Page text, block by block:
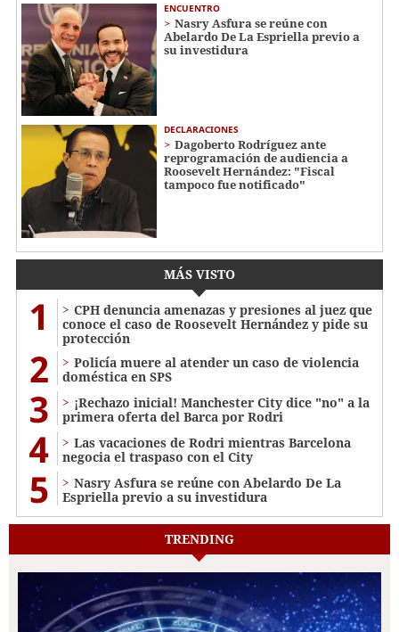
ENCUENTRO
Nasry Asfura se reúne con
Abelardo De La Espriella previo a
su investidura
DECLARACIONES
Dagoberto Rodríguez ante
reprogramación de audiencia a
Roosevelt Hernández: "Fiscal
tampoco fue notificado"
MÁS VISTO
1
CPH denuncia amenazas y presiones al juez que
conoce el caso de Roosevelt Hernández y pide su
protección
2
Policía muere al atender un caso de violencia
doméstica en SPS
3
¡Rechazo inicial! Manchester City dice "no" a la
primera oferta del Barca por Rodri
4
Las vacaciones de Rodri mientras Barcelona
negocia el traspaso con el City
5
Nasry Asfura se reúne con Abelardo De La
Espriella previo a su investidura
TRENDING